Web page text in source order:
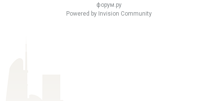
форум.ру
Powered by Invision Community